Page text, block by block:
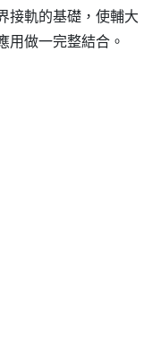
接軌的基礎，使輔大
用做一完整結合。